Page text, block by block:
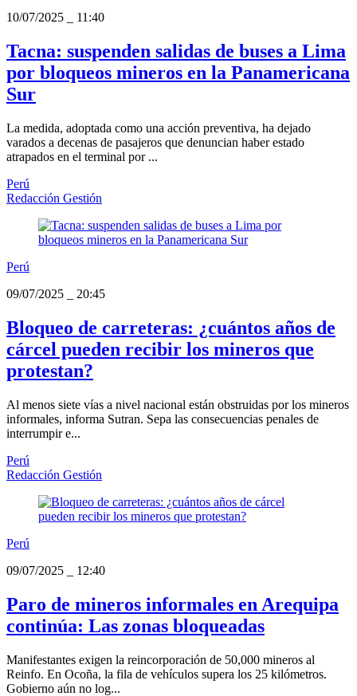
10/07/2025
11:40
Tacna: suspenden salidas de buses a Lima
por bloqueos mineros en la Panamericana
Sur
La medida, adoptada como una acción preventiva, ha dejado
varados a decenas de pasajeros que denuncian haber estado
atrapados en el terminal por ...
Perú
Redacción Gestión
Perú
09/07/2025
20:45
Bloqueo de carreteras: ¿cuántos años de
cárcel pueden recibir los mineros que
protestan?
Al menos siete vías a nivel nacional están obstruidas por los mineros
informales, informa Sutran. Sepa las consecuencias penales de
interrumpir e...
Perú
Redacción Gestión
Perú
09/07/2025
12:40
Paro de mineros informales en Arequipa
continúa: Las zonas bloqueadas
Manifestantes exigen la reincorporación de 50,000 mineros al
Reinfo. En Ocoña, la fila de vehículos supera los 25 kilómetros.
Gobierno aún no log...